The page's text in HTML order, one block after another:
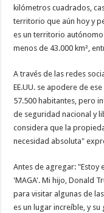
kilómetros cuadrados,
territorio que aún hoy y
es un territorio
menos de 43.000 km²,
A través de las redes
EE.UU. se apodere de
57.500 habitantes, pero
de seguridad nacional y
considera que la
necesidad absoluta"
Antes de agregar: "Estoy
'MAGA'. Mi hijo, Donald
para visitar algunas de
es un lugar increíble, y